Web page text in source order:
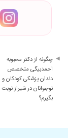
چگونه از دکتر محبوبه
احمدبیگی متخصص
دندان پزشکی کودکان و
نوجوانان در شیراز نوبت
بگیرم؟